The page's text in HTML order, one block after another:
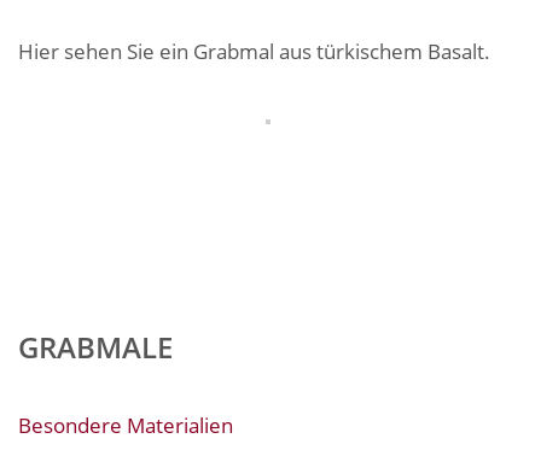
Hier sehen Sie ein Grabmal aus türkischem Basalt.
GRABMALE
Besondere Materialien